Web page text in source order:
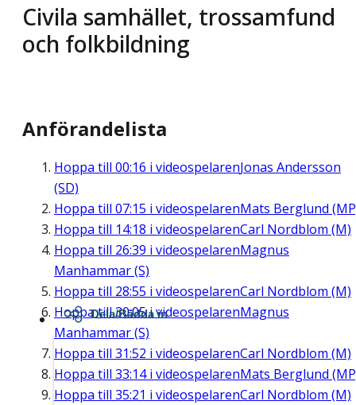
Civila samhället, trossamfund
och folkbildning
Anförandelista
Hoppa till 00:16 i videospelarenJonas Andersson
(SD)
Hoppa till 07:15 i videospelarenMats Berglund
Hoppa till 14:18 i videospelarenCarl Nordblom (M)
Hoppa till 26:39 i videospelarenMagnus
Manhammar (S)
Hoppa till 28:55 i videospelarenCarl Nordblom (M)
Hoppa till30:05i videospelarenMagnus
Manhammar (S)
Hoppa till 31:52 i videospelarenCarl Nordblom (M)
Hoppa till 33:14i videospelarenMats Berglund
Hoppa till 35:21 i videospelarenCarl Nordblom (M)
Dela/Bädda in